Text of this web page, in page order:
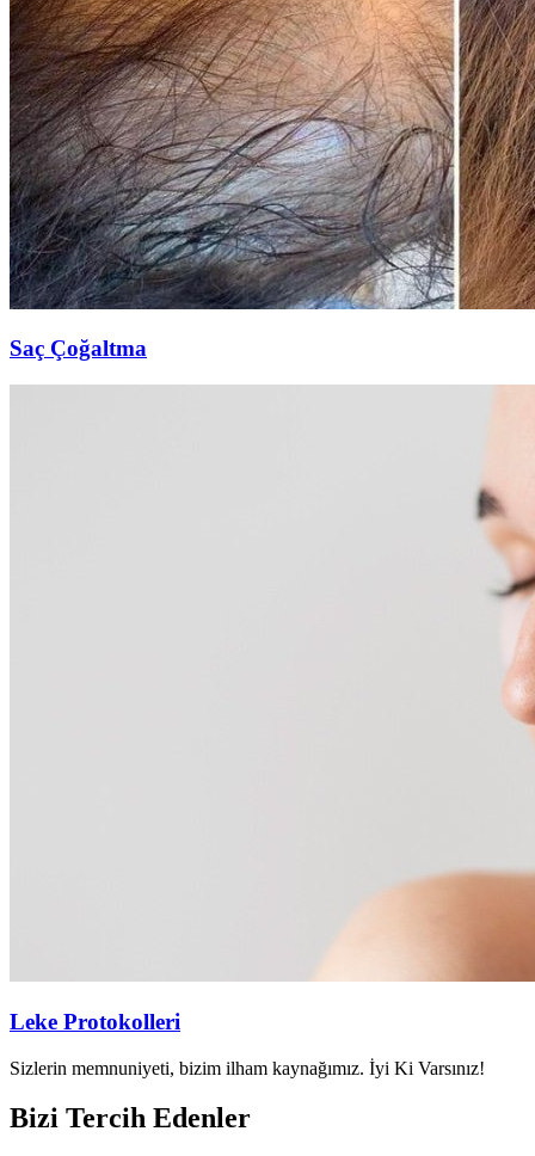
Saç Çoğaltma
Leke Protokolleri
Sizlerin memnuniyeti, bizim ilham kaynağımız. İyi Ki Varsınız!
Bizi Tercih Edenler